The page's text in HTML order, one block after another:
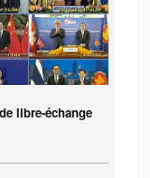
libre-échange